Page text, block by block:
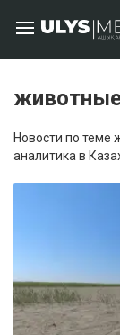
Новости по теме
аналитика в